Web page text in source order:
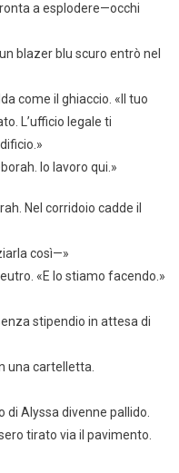
a esplodere—occhi
blazer blu scuro entrò nel
come il ghiaccio. «Il tuo
L’ufficio legale ti
Io lavoro qui.»
Nel corridoio cadde il
così—»
«E lo stiamo facendo.»
stipendio in attesa di
una cartelletta.
di Alyssa divenne pallido.
tirato via il pavimento.